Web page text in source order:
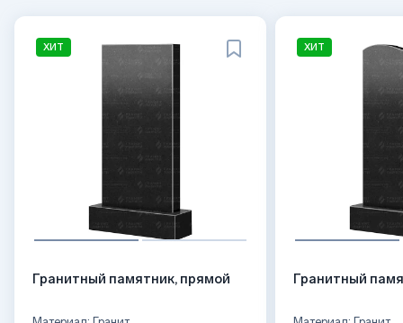
ХИТ
Гранитный памятник, прямой
ХИТ
Гранитный